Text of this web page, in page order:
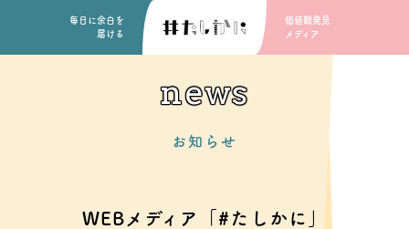
毎日に余白を
届ける
価値観発見
メディア
news
お知らせ
WEBメディア「#たしかに」